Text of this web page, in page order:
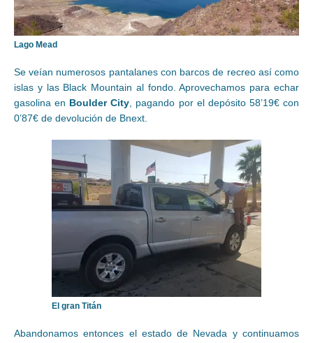
Lago Mead
Se veían numerosos pantalanes con barcos de recreo así como
islas y las Black Mountain al fondo. Aprovechamos para echar
gasolina en Boulder City , pagando por el depósito 58’19€ con
0’87€ de devolución de Bnext.
El gran Titán
Abandonamos entonces el estado de Nevada y continuamos